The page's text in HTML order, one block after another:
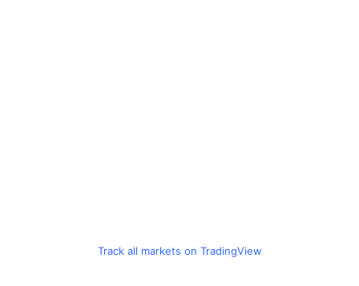
Track all markets on TradingView